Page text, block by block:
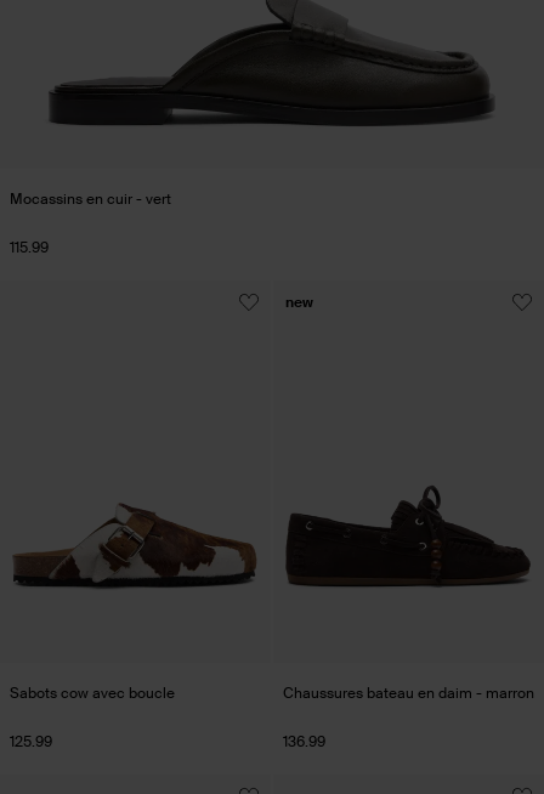
Sabots cow avec boucle
125.99
Chaussures bateau en daim - marron
136.99
new
Mocassins en cuir - vert
115.99